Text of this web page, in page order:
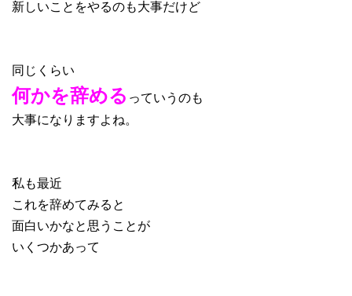
新しいことをやるのも大事だけど
同じくらい
何かを辞める っていうのも
大事になりますよね。
私も最近
これを辞めてみると
面白いかなと思うことが
いくつかあって